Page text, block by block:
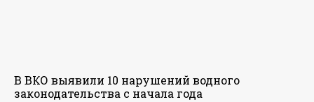
В ВКО выявили 10 нарушений водного
законодательства с начала года